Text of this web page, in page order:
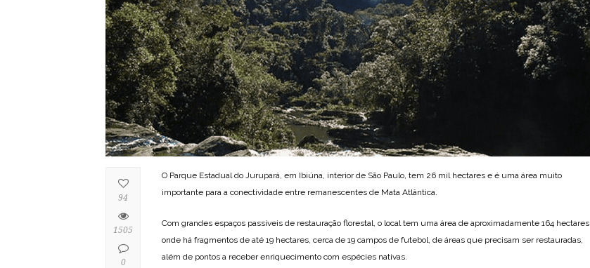
O Parque Estadual do Jurupará, em Ibiúna, interior de São Paulo, tem 26 mil hectares e é uma área muito
importante para a conectividade entre remanescentes de Mata Atlântica.
Com grandes espaços passíveis de restauração florestal, o local tem uma área de aproximadamente 164 hectares
onde há fragmentos de até 19 hectares, cerca de 19 campos de futebol, de áreas que precisam ser restauradas,
além de pontos a receber enriquecimento com espécies nativas.
94
1505
0